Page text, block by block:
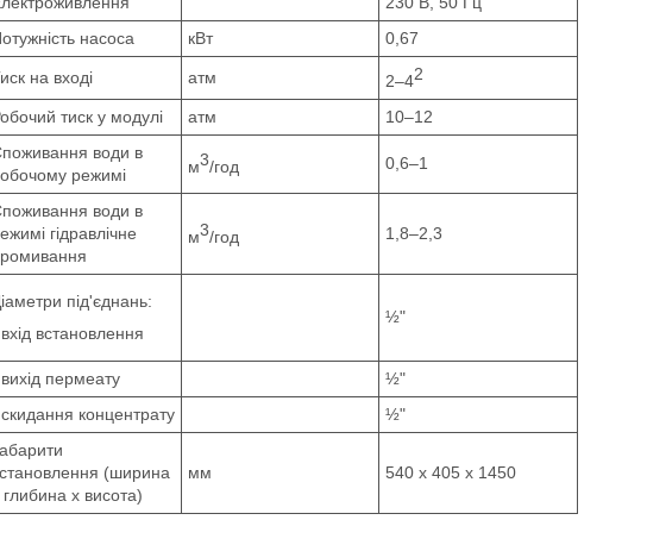
насоса
кВт 0,67
на вході атм 2–42
тиск у модулі атм
10–12
води в
режимі
м3/год 0,6–1
води в
гідравлічне
м3/год 1,8–2,3
під'єднань:
встановлення
½"
пермеату
½"
концентрату
½"
(ширина
глибина х висота)
мм 540 х 405 х 1450